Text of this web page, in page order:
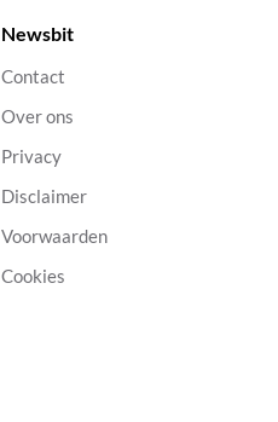
Newsbit
Contact
Over ons
Privacy
Disclaimer
Voorwaarden
Cookies